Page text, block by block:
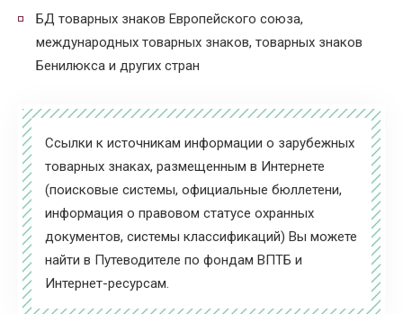
БД товарных знаков Европейского союза,
международных товарных знаков, товарных знаков
Бенилюкса и других стран
Ссылки к источникам информации о зарубежных
товарных знаках, размещенным в Интернете
(поисковые системы, официальные бюллетени,
информация о правовом статусе охранных
документов, системы классификаций) Вы можете
найти в Путеводителе по фондам ВПТБ и
Интернет-ресурсам.